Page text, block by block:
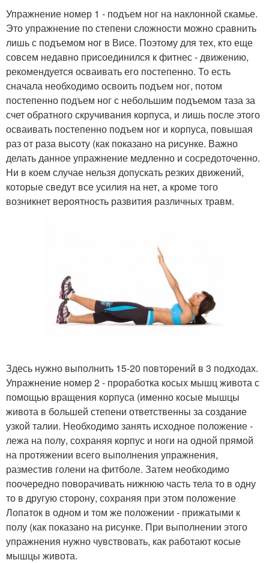
Упражнение номер 1 - подъем ног на наклонной скамье.
Это упражнение по степени сложности можно сравнить
лишь с подъемом ног в Висе. Поэтому для тех, кто еще
совсем недавно присоединился к фитнес - движению,
рекомендуется осваивать его постепенно. То есть
сначала необходимо освоить подъем ног, потом
постепенно подъем ног с небольшим подъемом таза за
счет обратного скручивания корпуса, и лишь после этого
осваивать постепенно подъем ног и корпуса, повышая
раз от раза высоту (как показано на рисунке. Важно
делать данное упражнение медленно и сосредоточенно.
Ни в коем случае нельзя допускать резких движений,
которые сведут все усилия на нет, а кроме того
возникнет вероятность развития различных травм.
Здесь нужно выполнить 15-20 повторений в 3 подходах.
Упражнение номер 2 - проработка косых мышц живота с
помощью вращения корпуса (именно косые мышцы
живота в большей степени ответственны за создание
узкой талии. Необходимо занять исходное положение -
лежа на полу, сохраняя корпус и ноги на одной прямой
на протяжении всего выполнения упражнения,
разместив голени на фитболе. Затем необходимо
поочередно поворачивать нижнюю часть тела то в одну
то в другую сторону, сохраняя при этом положение
Лопаток в одном и том же положении - прижатыми к
полу (как показано на рисунке. При выполнении этого
упражнения нужно чувствовать, как работают косые
мышцы живота.